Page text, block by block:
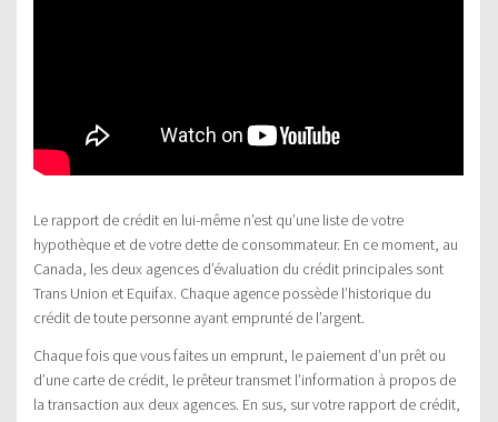
Le rapport de crédit en lui-même n’est qu’une liste de votre
hypothèque et de votre dette de consommateur. En ce moment, au
Canada, les deux agences d’évaluation du crédit principales sont
Trans Union et Equifax. Chaque agence possède l’historique du
crédit de toute personne ayant emprunté de l’argent.
Chaque fois que vous faites un emprunt, le paiement d’un prêt ou
d’une carte de crédit, le prêteur transmet l’information à propos de
la transaction aux deux agences. En sus, sur votre rapport de crédit,